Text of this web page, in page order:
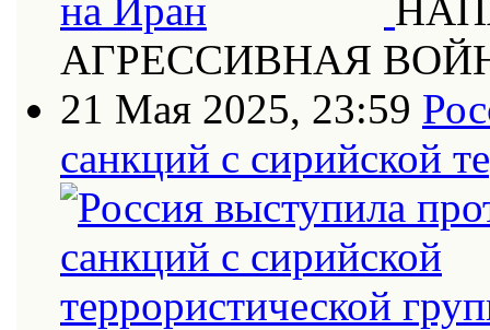
АГРЕССИВНАЯ
21 Мая 2025, 23:59
санкций с сирийской